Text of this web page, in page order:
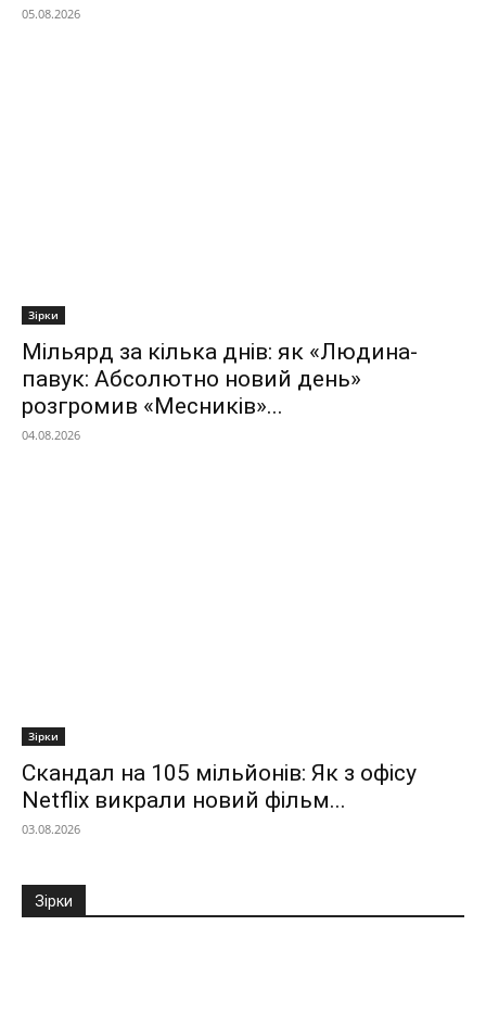
05.08.2026
Зірки
Мільярд за кілька днів: як «Людина-
павук: Абсолютно новий день»
розгромив «Месників»...
04.08.2026
Зірки
Скандал на 105 мільйонів: Як з офісу
Netflix викрали новий фільм...
03.08.2026
Зірки